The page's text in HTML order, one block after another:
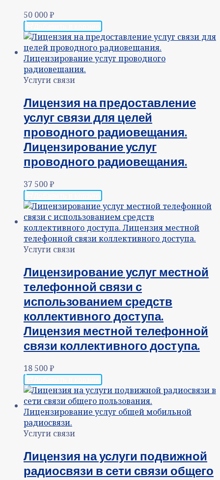
50 000₽
Услуги связи
Лицензия на предоставление
услуг связи для целей
проводного радиовещания.
Лицензирование услуг
проводного радиовещания.
37 500₽
Услуги связи
Лицензирование услуг местной
телефонной связи с
использованием средств
коллективного доступа.
Лицензия местной телефонной
связи коллективного доступа.
18 500₽
Услуги связи
Лицензия на услуги подвижной
радиосвязи в сети связи общего